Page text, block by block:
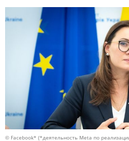
© Facebook* (*деятельность Meta по